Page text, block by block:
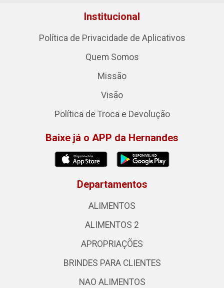
Institucional
Política de Privacidade de Aplicativos
Quem Somos
Missão
Visão
Política de Troca e Devolução
Baixe já o APP da Hernandes
Departamentos
ALIMENTOS
ALIMENTOS 2
APROPRIAÇÕES
BRINDES PARA CLIENTES
NAO ALIMENTOS